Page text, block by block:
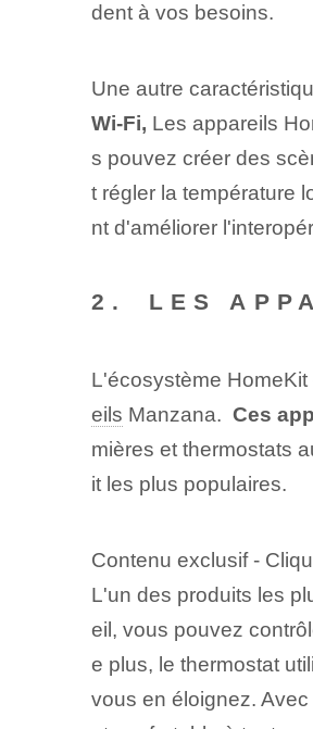
dent à vos besoins.
Une autre
Wi-Fi, Les appareils
s pouvez créer des
t⁢ régler la température
nt d'améliorer
2.⁢ LES
L'écosystème
eils Manzana. ⁣ Ces
mières et thermostats
it les plus populaires.
Contenu exclusif -
L'un des produits les
eil, vous pouvez‍
e plus, le thermostat
vous en éloignez.